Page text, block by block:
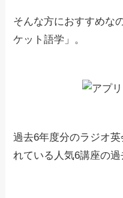
そんな方におすすめな
ケット語学」。
過去6年度分のラジオ
れている人気6講座の過